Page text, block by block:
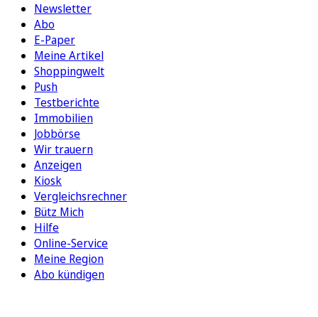
Newsletter
Abo
E-Paper
Meine Artikel
Shoppingwelt
Push
Testberichte
Immobilien
Jobbörse
Wir trauern
Anzeigen
Kiosk
Vergleichsrechner
Bütz Mich
Hilfe
Online-Service
Meine Region
Abo kündigen